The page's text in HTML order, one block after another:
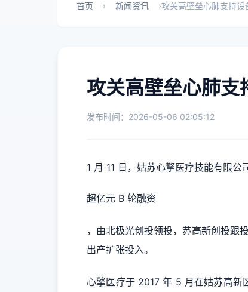
首页 › 新闻资讯 ›攻关高壁垒心肺支持
攻关高壁垒心肺支
发布时间：2026-05-06 02:05:12
1 月 11 日，姑苏心擎医疗技能有限公
超亿元 B 轮融资
，由北极光创投领投，苏高新创投跟
出产扩张投入。
心擎医疗于 2017 年 5 月在姑苏高新